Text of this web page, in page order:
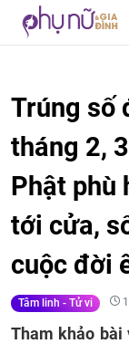
Trúng số
tháng 2,
Phật phù
tới cửa,
cuộc đời
Tâm linh - Tử vi
Tham khảo